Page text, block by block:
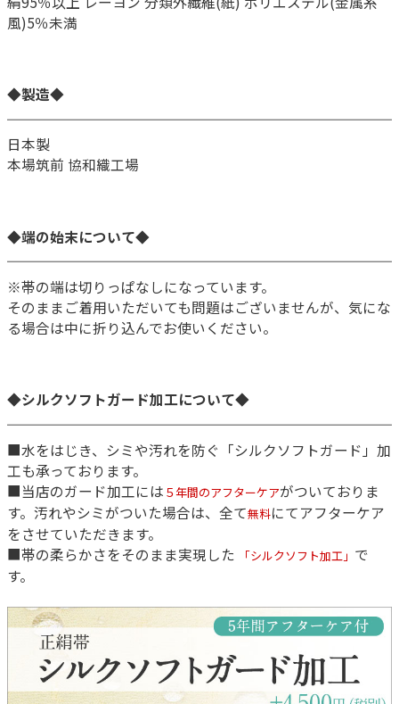
風)5％未満
◆製造◆
日本製
本場筑前 協和織工場
◆端の始末について◆
※帯の端は切りっぱなしになっています。
そのままご着用いただいても問題はございませんが、気にな
る場合は中に折り込んでお使いください。
◆シルクソフトガード加工について◆
■水をはじき、シミや汚れを防ぐ「シルクソフトガード」加
工も承っております。
■当店のガード加工には ５年間のアフターケアがついておりま
す。汚れやシミがついた場合は、全て無料にてアフターケア
をさせていただきます。
■帯の柔らかさをそのまま実現した
「シルクソフト加工」 で
す。